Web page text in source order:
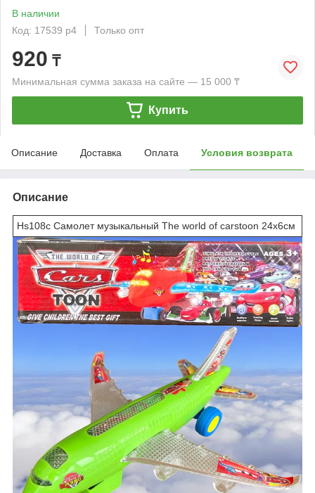
В наличии
Код: 17539 р4
Только опт
920 ₸
Минимальная сумма заказа на сайте — 15 000 ₸
Купить
Описание Доставка Оплата Условия возврата
Описание
Hs108c Самолет музыкальный The world of carstoon 24х6см